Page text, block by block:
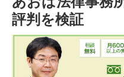
着手金無料で選ぶ
24時間年中無休で選ぶ
匿名借金相談
評判を検証